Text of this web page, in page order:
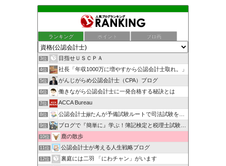
ランキング ポイント ブロ画
3位 目指せＵＳＣＰＡ
4位 社長「年収1000万に増やすから公認会計士取れ。」
5位 がんじがらめ公認会計士（CPA）ブログ
6位 働きながら公認会計士に一発合格する秘訣とは
7位 ACCA Bureau
8位 公認会計士jijiたんが予備試験ルートで司法試験を目指すブ…
9位 ブログで『簡単に』学ぶ！簿記検定と税理士試験＆公認会計士試験
10位 鹿の散歩
11位 公認会計士が考える人生戦略ブログ
12位 裏庭には二羽 「にわチャン」がいます